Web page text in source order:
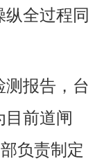
全过程同
报告，台
前道闸
负责制定